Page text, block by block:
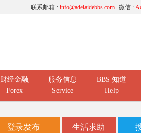
微信 :
联系邮箱 : info@adelaidebbs.com
财经金融
Forex
服务信息
Service
BBS 知道
Help
登录发布 生活求助